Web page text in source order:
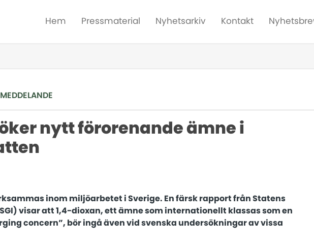
Hem Pressmaterial Nyhetsarkiv Kontakt
nytt förorenande ämne i
inom miljöarbetet i Sverige. En färsk rapport från Statens
visar att 1,4-dioxan, ett ämne som internationellt klassas som en
concern”, bör ingå även vid svenska undersökningar av vissa